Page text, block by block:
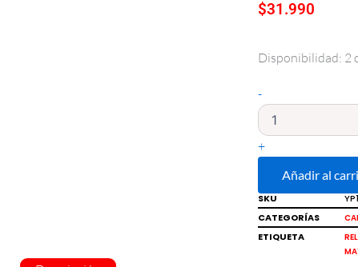
$31.990
Disponibilidad: 2
-
Reloj
hombre
deportivo
digital
de
color
Yess
cantidad
+
Añadir al
SKU
CATEGORÍAS
ETIQUETA